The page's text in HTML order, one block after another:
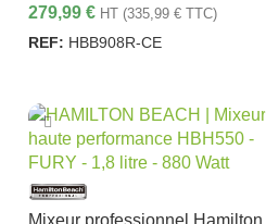
279,99 € HT (335,99 € TTC)
REF: HBB908R-CE
Mixeur professionnel Hamilton